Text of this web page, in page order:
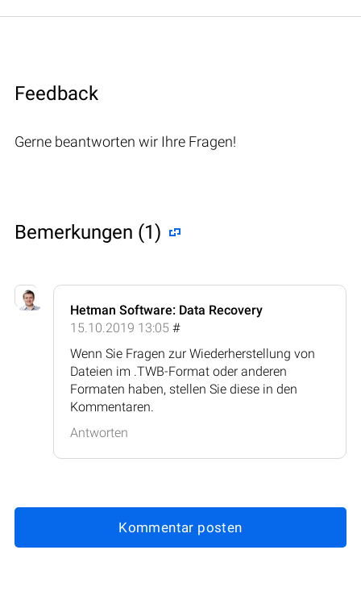
Feedback
Gerne beantworten wir Ihre Fragen!
Bemerkungen (1)
Hetman Software: Data Recovery
15.10.2019 13:05 #
Wenn Sie Fragen zur Wiederherstellung von
Dateien im .TWB-Format oder anderen
Formaten haben, stellen Sie diese in den
Kommentaren.
Antworten
Kommentar posten